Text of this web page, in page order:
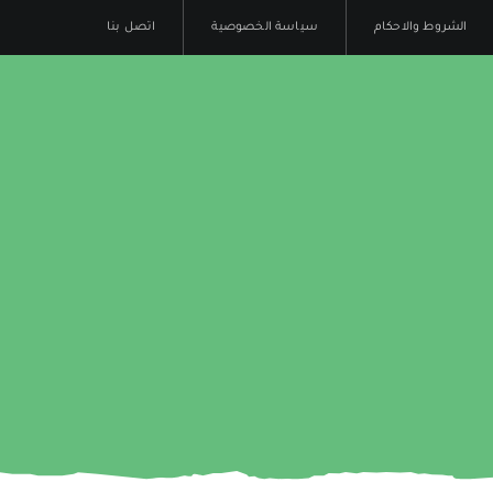
الشروط والاحكام سياسة الخصوصية اتصل بنا